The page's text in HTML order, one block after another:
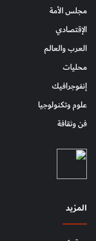
مجلس الأمة
الإقتصادي
العرب والعالم
محليات
إنفوجرافيك
علوم وتكنولوجيا
فن وثقافة
المزيد